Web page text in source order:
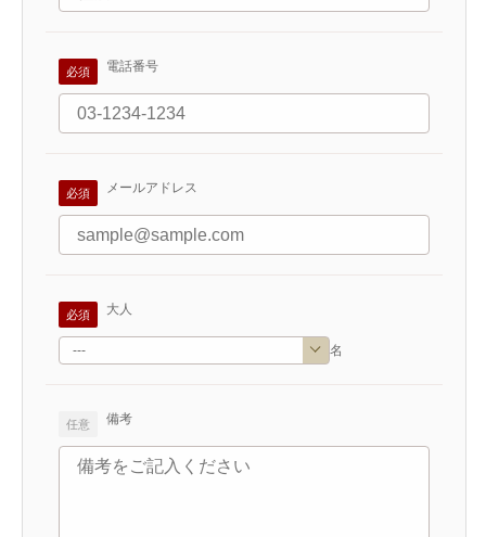
電話番号
メールアドレス
大人
名
備考